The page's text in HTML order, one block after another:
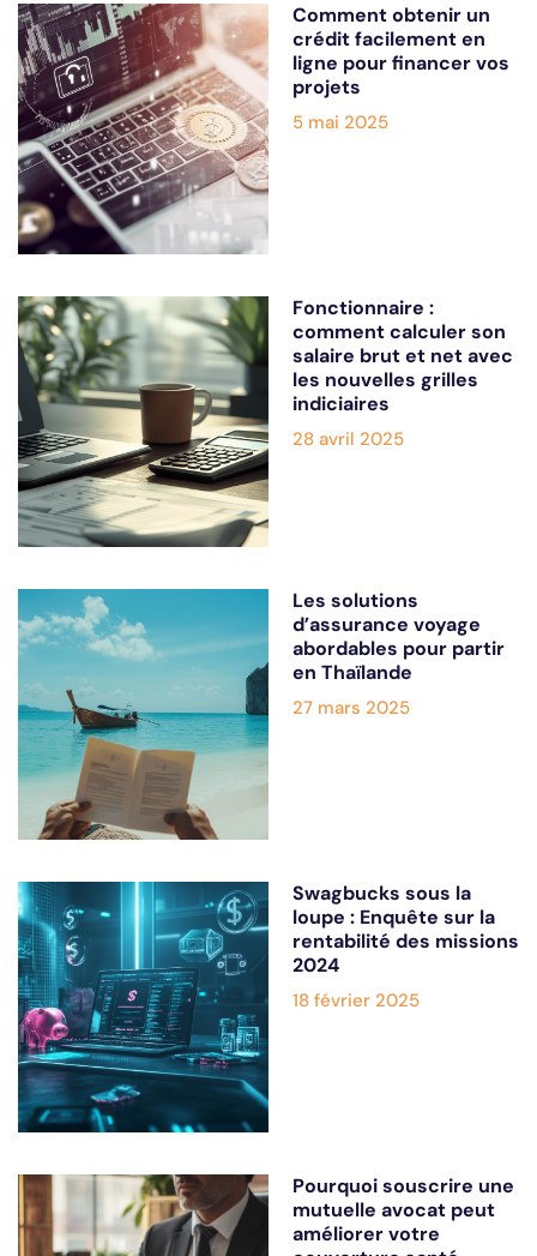
Comment obtenir un
crédit facilement en
ligne pour financer vos
projets
5 mai 2025
Fonctionnaire :
comment calculer son
salaire brut et net avec
les nouvelles grilles
indiciaires
28 avril 2025
Les solutions
d’assurance voyage
abordables pour partir
en Thaïlande
27 mars 2025
Swagbucks sous la
loupe : Enquête sur la
rentabilité des missions
2024
18 février 2025
Pourquoi souscrire une
mutuelle avocat peut
améliorer votre